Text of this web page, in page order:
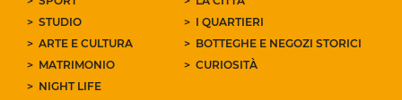
STUDIO
ARTE E CULTURA
MATRIMONIO
NIGHT LIFE
I QUARTIERI
BOTTEGHE E NEGOZI STORICI
CURIOSITÀ